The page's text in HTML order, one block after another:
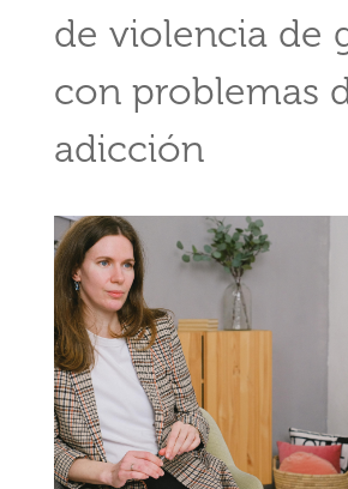
de violencia de
con problemas
adicción